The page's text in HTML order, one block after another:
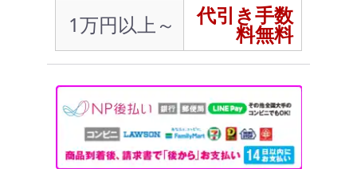
1万円以上～
代引き手数
料無料